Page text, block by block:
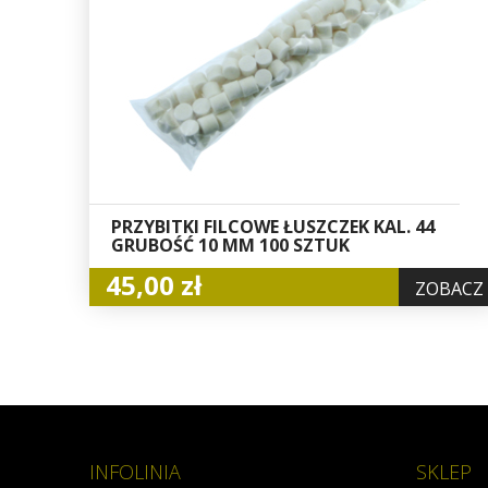
PRZYBITKI FILCOWE ŁUSZCZEK KAL. 44
GRUBOŚĆ 10 MM 100 SZTUK
45,00 zł ZOBACZ
INFOLINIA SKLEP